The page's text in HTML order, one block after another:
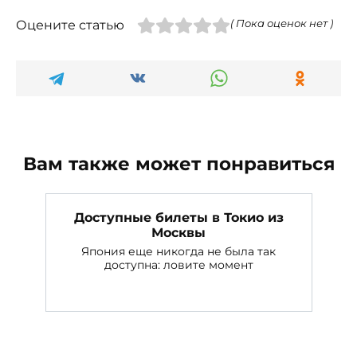
Оцените статью ( Пока оценок нет )
Вам также может понравиться
Доступные билеты в Токио из
Москвы
Япония еще никогда не была так
доступна: ловите момент